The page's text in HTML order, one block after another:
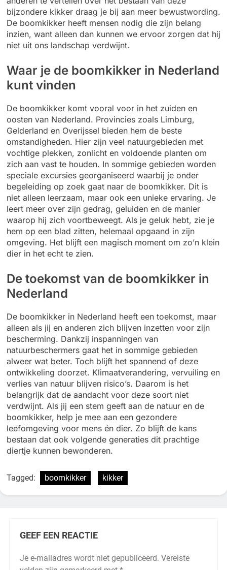
bijzondere kikker draag je bij aan meer bewustwording.
De boomkikker heeft mensen nodig die zijn belang
inzien, want alleen dan kunnen we ervoor zorgen dat hij
niet uit ons landschap verdwijnt.
Waar je de boomkikker in Nederland
kunt vinden
De boomkikker komt vooral voor in het zuiden en
oosten van Nederland. Provincies zoals Limburg,
Gelderland en Overijssel bieden hem de beste
omstandigheden. Hier zijn veel natuurgebieden met
vochtige plekken, zonlicht en voldoende planten om
zich aan vast te houden. In sommige gebieden worden
speciale excursies georganiseerd waarbij je onder
begeleiding op zoek gaat naar de boomkikker. Dit is
niet alleen leerzaam, maar ook een unieke ervaring. Je
leert meer over zijn gedrag, geluiden en de manier
waarop hij zich voortbeweegt. Als je geluk hebt, zie je
hem op een blad zitten, helemaal opgaand in zijn
omgeving. Het blijft een magisch moment om zo’n klein
dier in het echt te zien.
De toekomst van de boomkikker in
Nederland
De boomkikker in Nederland heeft een toekomst, maar
alleen als jij en anderen zich blijven inzetten voor zijn
bescherming. Dankzij inspanningen van
natuurbeschermers gaat het in sommige gebieden
alweer wat beter. Toch blijft het spannend of deze
ontwikkeling doorzet. Klimaatverandering, vervuiling en
verlies van natuur blijven risico’s. Daarom is het
belangrijk dat de aandacht voor deze soort niet
verdwijnt. Als jij een stem geeft aan de natuur en de
boomkikker, help je mee aan een gezondere
leefomgeving voor mens én dier. Zo blijft de kans
bestaan dat ook volgende generaties dit prachtige
diertje kunnen bewonderen.
Tagged: boomkikker kikker
GEEF EEN REACTIE
Je e-mailadres wordt niet gepubliceerd. Vereiste